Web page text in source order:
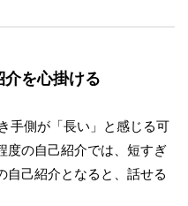
を心掛ける
手側が「長い」と感じる可
度の自己紹介では、短すぎ
己紹介となると、話せる